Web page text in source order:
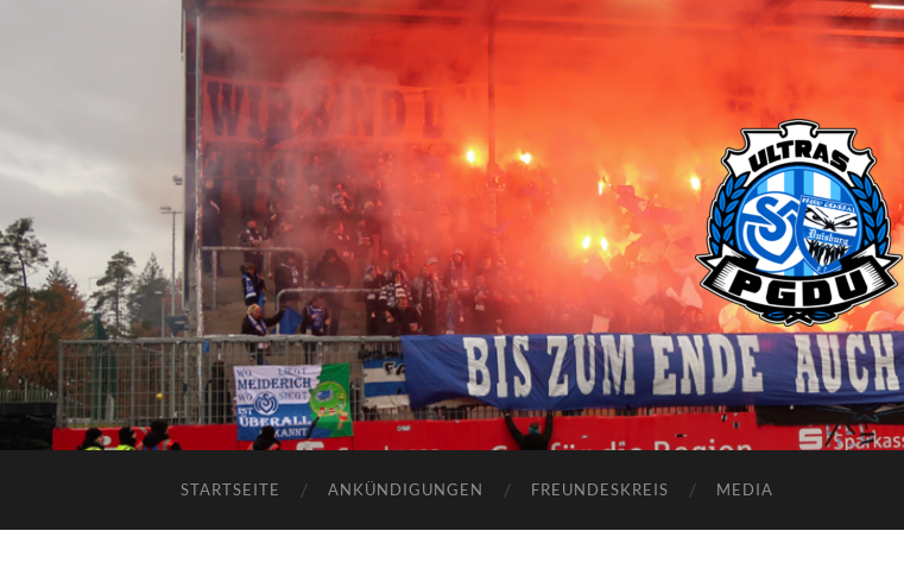
Proud
Generation
Duisburg
STARTSEITE ANKÜNDIGUNGEN FREUNDESKREIS MEDIA